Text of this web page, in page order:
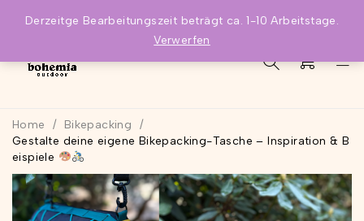
Derzeitge Bearbeitungszeit beträgt ca. 1-10 Arbeitstage.
Verwerfen
Home / Bikepacking
/
Gestalte deine eigene Bikepacking-Tasche – Inspiration & B
eispiele